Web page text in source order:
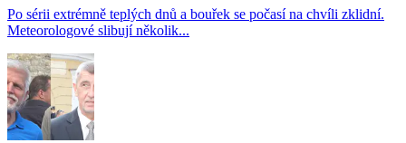
Po sérii extrémně teplých dnů a bouřek se počasí na chvíli zklidní.
Meteorologové slibují několik...